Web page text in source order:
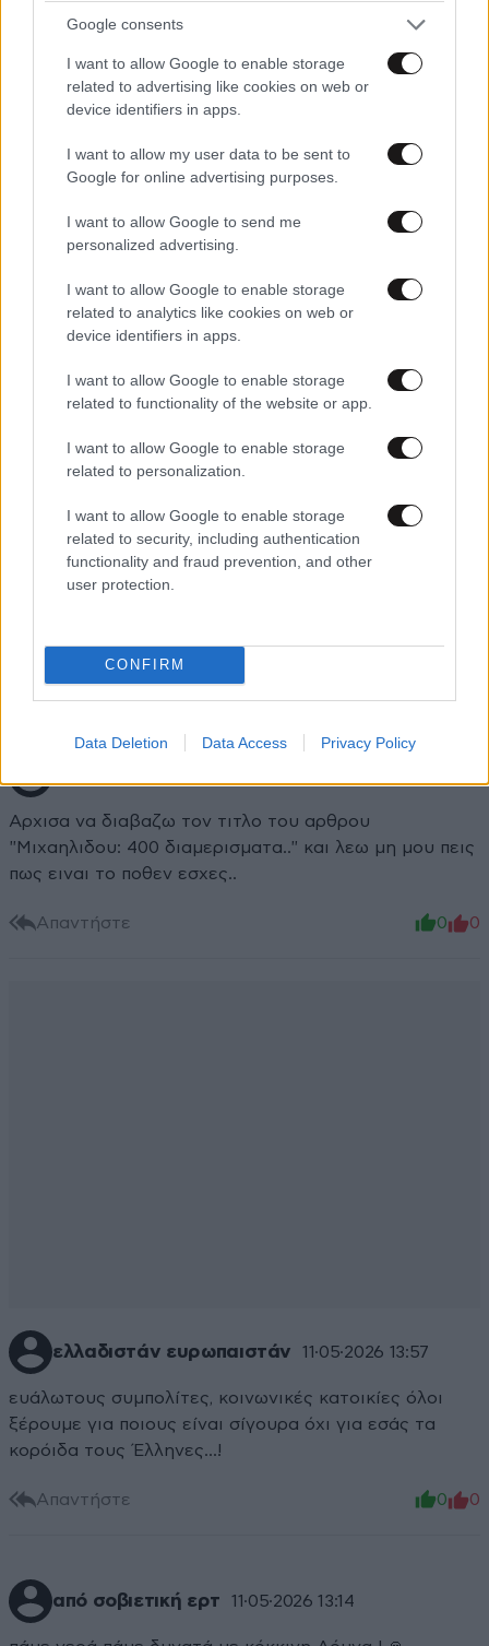
Google consents
I want to allow Google to enable storage
related to advertising like cookies on web or
device identifiers in apps.
I want to allow my user data to be sent to
Google for online advertising purposes.
I want to allow Google to send me
personalized advertising.
I want to allow Google to enable storage
related to analytics like cookies on web or
device identifiers in apps.
I want to allow Google to enable storage
related to functionality of the website or app.
I want to allow Google to enable storage
related to personalization.
I want to allow Google to enable storage
related to security, including authentication
functionality and fraud prevention, and other
user protection.
CONFIRM
Data Deletion Data Access Privacy Policy
ΣΧΌΛΙΑ ΑΝΑΓΝΩΣΤΏΝ
ΠΡΟΣΘΕΣΤΕ ΤΟ ΣΧΟΛΙΟ ΣΑΣ
Xαρακτήρες: 0/1000
Αρχισα να διαβαζω τον τιτλο του αρθρου
"Μιχαηλιδου: 400 διαμερισματα.." και λεω μη μου πεις
πως ειναι το ποθεν εσχες..
Απαντήστε 0 0
ελλαδιστάν ευρωπαιστάν 11·05·2026 13:57
ευάλωτους συμπολίτες, κοινωνικές κατοικίες όλοι
ξέρουμε για ποιους είναι σίγουρα όχι για εσάς τα
κορόιδα τους Έλληνες...!
Απαντήστε 0 0
από σοβιετική ερτ 11·05·2026 13:14